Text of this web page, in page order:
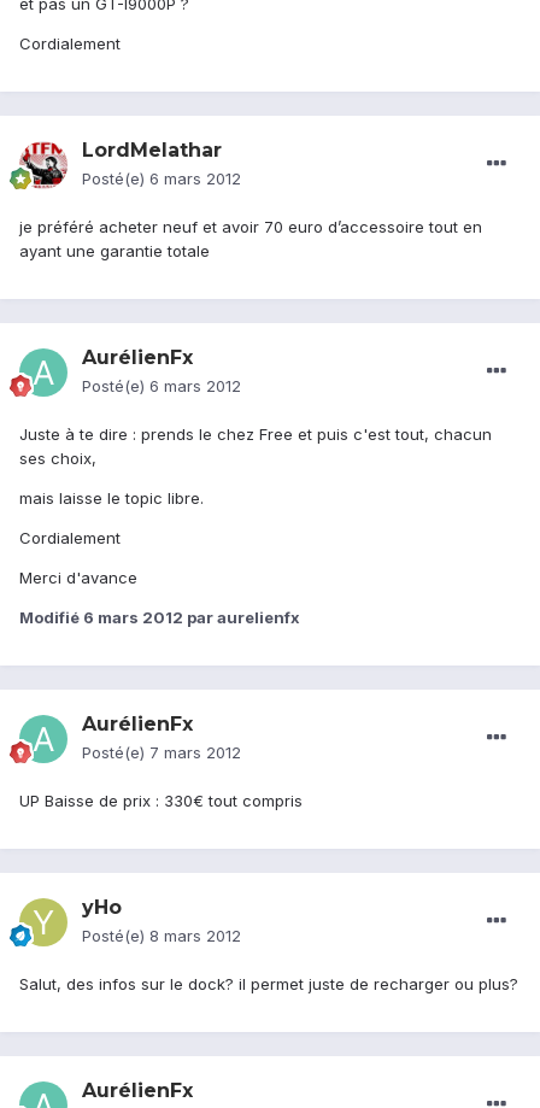
et pas un GT-I9000P ?
Cordialement
LordMelathar
Posté(e) 6 mars 2012
je préféré acheter neuf et avoir 70 euro d’accessoire tout en
ayant une garantie totale
AurélienFx
Posté(e) 6 mars 2012
Juste à te dire : prends le chez Free et puis c'est tout, chacun
ses choix,
mais laisse le topic libre.
Cordialement
Merci d'avance
Modifié 6 mars 2012 par aurelienfx
AurélienFx
Posté(e) 7 mars 2012
UP Baisse de prix : 330€ tout compris
yHo
Posté(e) 8 mars 2012
Salut, des infos sur le dock? il permet juste de recharger ou plus?
AurélienFx